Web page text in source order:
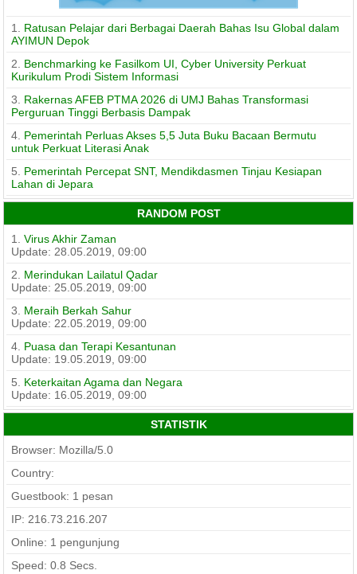
1. Ratusan Pelajar dari Berbagai Daerah Bahas Isu Global dalam
AYIMUN Depok
2. Benchmarking ke Fasilkom UI, Cyber University Perkuat
Kurikulum Prodi Sistem Informasi
3. Rakernas AFEB PTMA 2026 di UMJ Bahas Transformasi
Perguruan Tinggi Berbasis Dampak
4. Pemerintah Perluas Akses 5,5 Juta Buku Bacaan Bermutu
untuk Perkuat Literasi Anak
5. Pemerintah Percepat SNT, Mendikdasmen Tinjau Kesiapan
Lahan di Jepara
RANDOM POST
1. Virus Akhir Zaman
Update: 28.05.2019, 09:00
2. Merindukan Lailatul Qadar
Update: 25.05.2019, 09:00
3. Meraih Berkah Sahur
Update: 22.05.2019, 09:00
4. Puasa dan Terapi Kesantunan
Update: 19.05.2019, 09:00
5. Keterkaitan Agama dan Negara
Update: 16.05.2019, 09:00
STATISTIK
Browser: Mozilla/5.0
Country:
Guestbook: 1 pesan
IP: 216.73.216.207
Online: 1 pengunjung
Speed: 0.8 Secs.